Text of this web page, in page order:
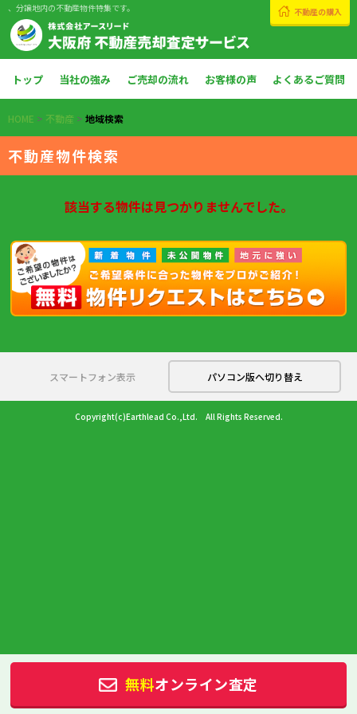
、分譲地内の不動産物件特集です。 不動産の購入
無料オンライン査定
トップ 当社の強み ご売却の流れ お客様の声 よくあるご質問
HOME > 不動産 > 地域検索
不動産物件検索
該当する物件は見つかりませんでした。
スマートフォン表示 パソコン版へ切り替え
Copyright(c)Earthlead Co.,Ltd. All Rights Reserved.